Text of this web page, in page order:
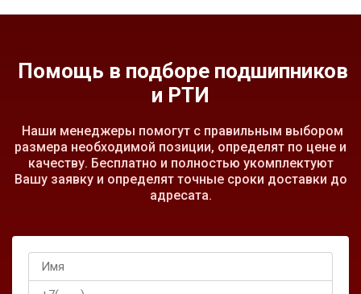
Помощь в подборе подшипников
и РТИ
Наши менеджеры помогут с правильным выбором
размера необходимой позиции, определят по цене и
качеству. Бесплатно и полностью укомплектуют
Вашу заявку и определят точные сроки доставки до
адресата.